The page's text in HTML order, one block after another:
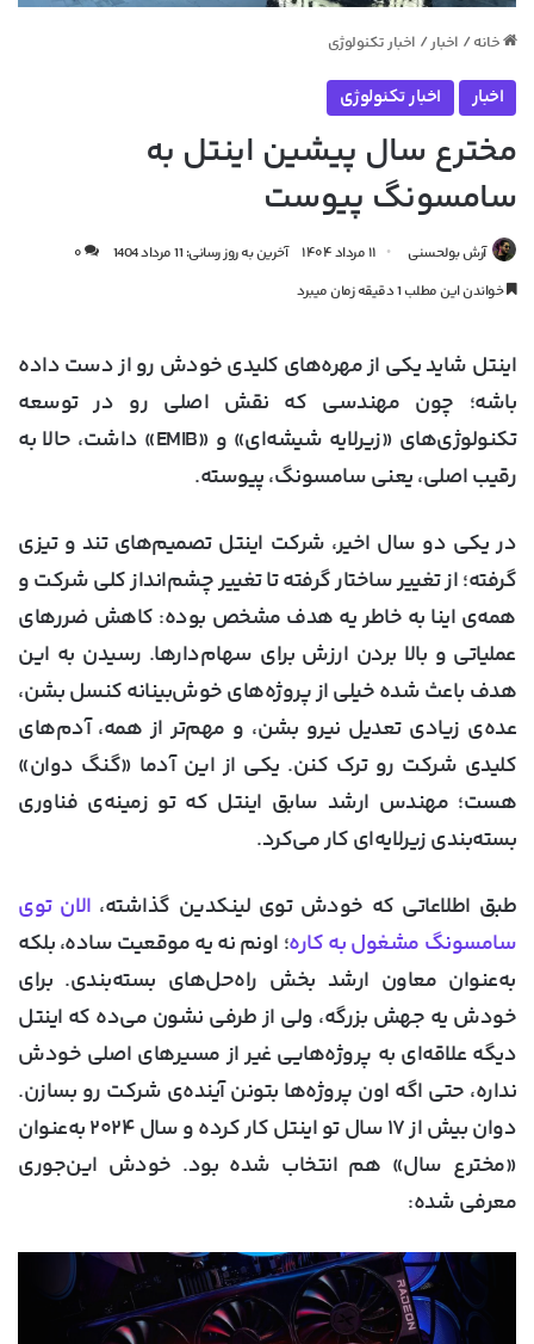
خانه / اخبار / اخبار تکنولوژی
اخبار اخبار تکنولوژی
مخترع سال پیشین اینتل به
سامسونگ پیوست
آرش بولحسنی ۱۱ مرداد ۱۴۰۴ آخرین به روز رسانی: 11 مرداد 1404
۰
خواندن این مطلب 1 دقیقه زمان میبرد
اینتل شاید یکی از مهره‌های کلیدی خودش رو از دست داده
باشه؛ چون مهندسی که نقش اصلی رو در توسعه
تکنولوژی‌های «زیرلایه شیشه‌ای» و «EMIB» داشت، حالا به
رقیب اصلی، یعنی سامسونگ، پیوسته.
در یکی دو سال اخیر، شرکت اینتل تصمیم‌های تند و تیزی
گرفته؛ از تغییر ساختار گرفته تا تغییر چشم‌انداز کلی شرکت و
همه‌ی اینا به خاطر یه هدف مشخص بوده: کاهش ضررهای
عملیاتی و بالا بردن ارزش برای سهام‌دارها. رسیدن به این
هدف باعث شده خیلی از پروژه‌های خوش‌بینانه کنسل بشن،
عده‌ی زیادی تعدیل نیرو بشن، و مهم‌تر از همه، آدم‌های
کلیدی شرکت رو ترک کنن. یکی از این آدما «گنگ دوان»
هست؛ مهندس ارشد سابق اینتل که تو زمینه‌ی فناوری
بسته‌بندی زیرلایه‌ای کار می‌کرد.
طبق اطلاعاتی که خودش توی لینکدین گذاشته، الان توی
سامسونگ مشغول به کاره؛ اونم نه یه موقعیت ساده، بلکه
به‌عنوان معاون ارشد بخش راه‌حل‌های بسته‌بندی. برای
خودش یه جهش بزرگه، ولی از طرفی نشون می‌ده که اینتل
دیگه علاقه‌ای به پروژه‌هایی غیر از مسیرهای اصلی خودش
نداره، حتی اگه اون پروژه‌ها بتونن آینده‌ی شرکت رو بسازن.
دوان بیش از ۱۷ سال تو اینتل کار کرده و سال ۲۰۲۴ به‌عنوان
«مخترع سال» هم انتخاب شده بود. خودش این‌جوری
معرفی شده: